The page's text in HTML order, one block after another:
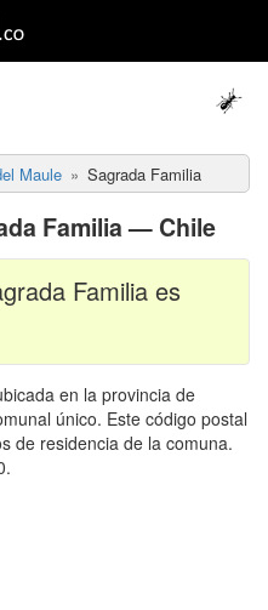
Maule Sagrada Familia
Familia — Chile
Familia es
en la provincia de
único. Este código postal
de residencia de la comuna.